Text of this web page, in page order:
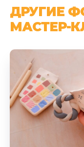
ДРУГИЕ
МАСТЕР-